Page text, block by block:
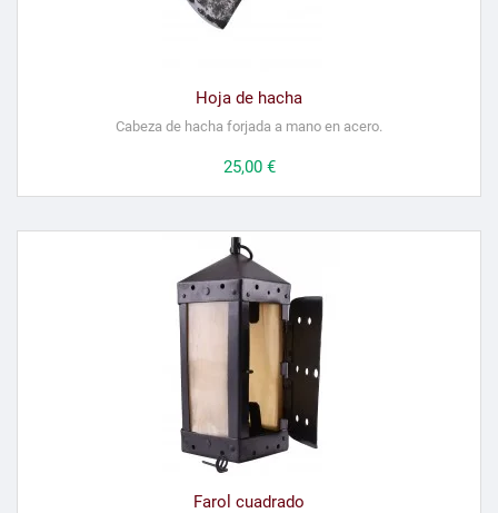
Hoja de hacha
Cabeza de hacha forjada a mano en acero.
Precio
25,00 €
Farol cuadrado